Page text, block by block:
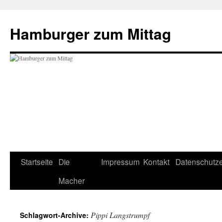
Hamburger zum Mittag
Zum
Startseite Die
Macher
Impressum Kontakt
Schlagwort-Archive: Pippi Langstrumpf